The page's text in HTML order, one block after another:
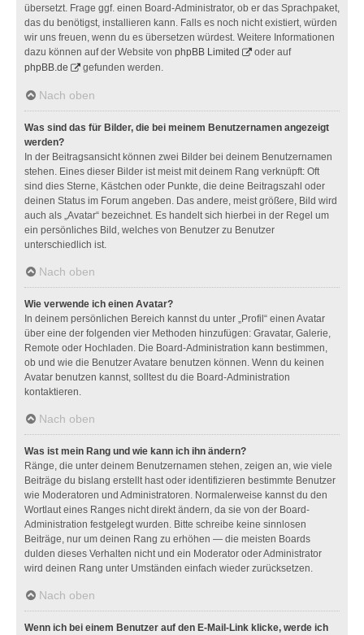
übersetzt. Frage ggf. einen Board-Administrator, ob er das Sprachpaket,
das du benötigst, installieren kann. Falls es noch nicht existiert, würden
wir uns freuen, wenn du es übersetzen würdest. Weitere Informationen
dazu können auf der Website von phpBB Limited
oder auf
phpBB.de
gefunden werden.
Nach oben
Was sind das für Bilder, die bei meinem Benutzernamen angezeigt
werden?
In der Beitragsansicht können zwei Bilder bei deinem Benutzernamen
stehen. Eines dieser Bilder ist meist mit deinem Rang verknüpft: Oft
sind dies Sterne, Kästchen oder Punkte, die deine Beitragszahl oder
deinen Status im Forum angeben. Das andere, meist größere, Bild wird
auch als „Avatar“ bezeichnet. Es handelt sich hierbei in der Regel um
ein persönliches Bild, welches von Benutzer zu Benutzer
unterschiedlich ist.
Nach oben
Wie verwende ich einen Avatar?
In deinem persönlichen Bereich kannst du unter „Profil“ einen Avatar
über eine der folgenden vier Methoden hinzufügen: Gravatar, Galerie,
Remote oder Hochladen. Die Board-Administration kann bestimmen,
ob und wie die Benutzer Avatare benutzen können. Wenn du keinen
Avatar benutzen kannst, solltest du die Board-Administration
kontaktieren.
Nach oben
Was ist mein Rang und wie kann ich ihn ändern?
Ränge, die unter deinem Benutzernamen stehen, zeigen an, wie viele
Beiträge du bislang erstellt hast oder identifizieren bestimmte Benutzer
wie Moderatoren und Administratoren. Normalerweise kannst du den
Wortlaut eines Ranges nicht direkt ändern, da sie von der Board-
Administration festgelegt wurden. Bitte schreibe keine sinnlosen
Beiträge, nur um deinen Rang zu erhöhen — die meisten Boards
dulden dieses Verhalten nicht und ein Moderator oder Administrator
wird deinen Rang unter Umständen einfach wieder zurücksetzen.
Nach oben
Wenn ich bei einem Benutzer auf den E-Mail-Link klicke, werde ich